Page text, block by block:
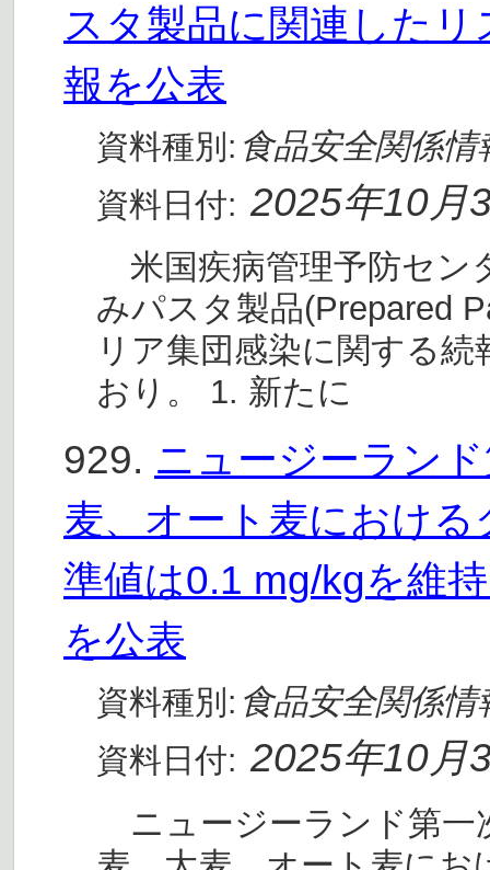
スタ製品に関連した
報を公表
資料種別: 食品安全関係情
資料日付: 2025年10月
米国疾病管理予防セン
みパスタ製品(Prepared
リア集団感染に関する
おり。 1. 新たに
929. ニュージーラン
麦、オート麦におけ
準値は0.1 mg/kgを維
を公表
資料種別: 食品安全関係情
資料日付: 2025年10月
ニュージーランド第一